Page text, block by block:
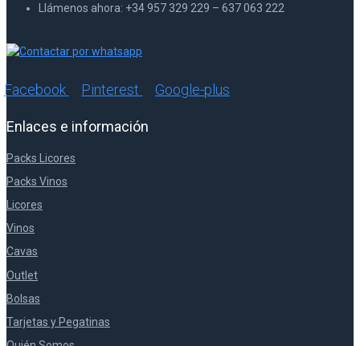
Llámenos ahora: +34 957 329 229 – 637 063 222
Facebook Pinterest Google-plus
Enlaces e información
Packs Licores
Packs Vinos
Licores
Vinos
Cavas
Outlet
Bolsas
Tarjetas y Pegatinas